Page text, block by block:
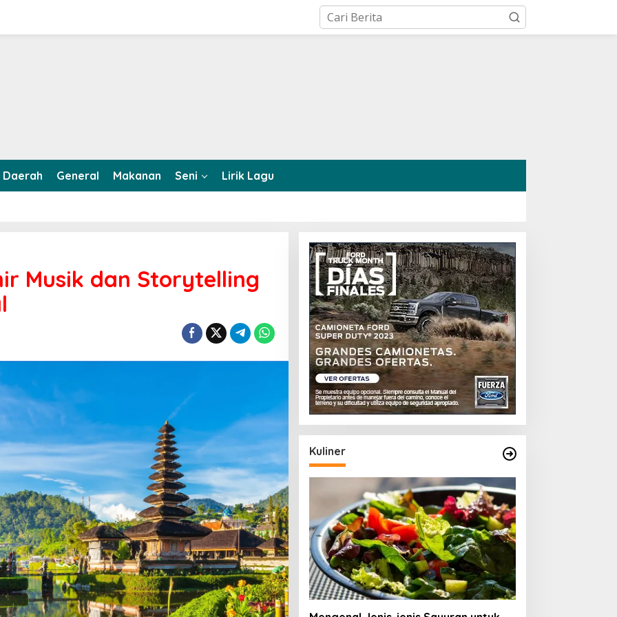
Daerah General Makanan Seni Lirik Lagu
Musik dan Storytelling
Kuliner